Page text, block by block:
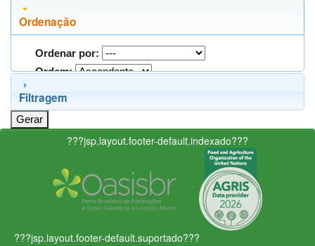
Ordenação
Ordenar por:
Ordem:
Filtragem
???jsp.layout.footer-default.indexado???
???jsp.layout.footer-default.suportado???